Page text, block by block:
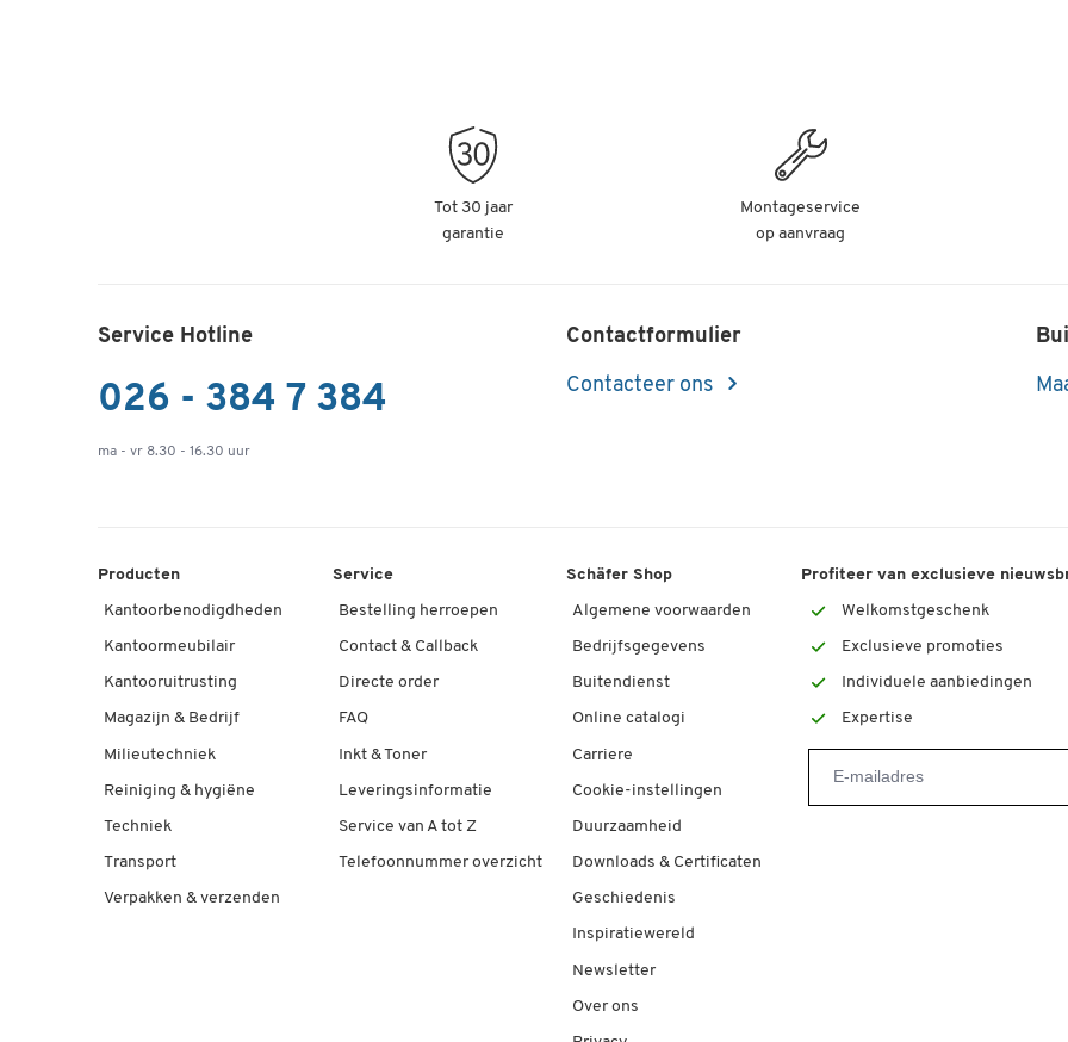
Tot 30 jaar
garantie
Montageservice
op aanvraag
Service Hotline
026 - 384 7 384
ma - vr 8.30 - 16.30 uur
Contactformulier
Contacteer ons
Producten
Kantoorbenodigdheden
Kantoormeubilair
Kantooruitrusting
Magazijn & Bedrijf
Milieutechniek
Reiniging & hygiëne
Techniek
Transport
Verpakken & verzenden
Service
Bestelling herroepen
Contact & Callback
Directe order
FAQ
Inkt & Toner
Leveringsinformatie
Service van A tot Z
Telefoonnummer overzicht
Schäfer Shop
Algemene voorwaarden
Bedrijfsgegevens
Buitendienst
Online catalogi
Carriere
Cookie-instellingen
Duurzaamheid
Downloads & Certificaten
Geschiedenis
Inspiratiewereld
Newsletter
Over ons
Profiteer van exclusieve
Welkomstgeschenk
Exclusieve promoties
Individuele aanbiedingen
Expertise